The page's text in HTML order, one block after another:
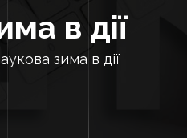
в дії
зима в дії